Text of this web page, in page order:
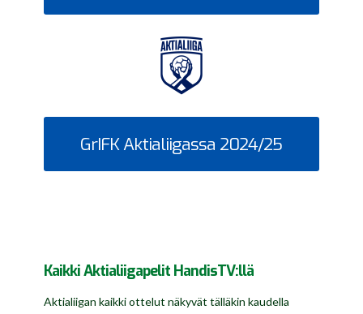
GrIFK Aktialiigassa 2024/25
Kaikki Aktialiigapelit HandisTV:llä
Aktialiigan kaikki ottelut näkyvät tälläkin kaudella